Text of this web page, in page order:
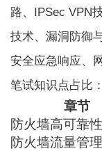
路、IPSec VPN
技术、漏洞防御
安全应急响应、
笔试知识点占比：
章节
防火墙高可靠性
防火墙流量管理